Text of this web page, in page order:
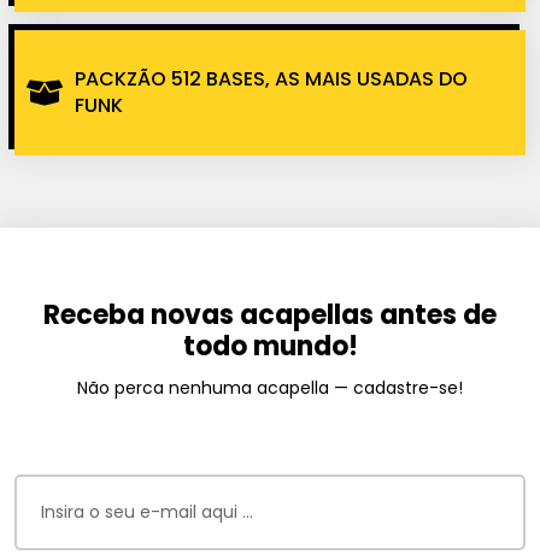
PACKZÃO 512 BASES, AS MAIS USADAS DO
FUNK
Receba novas acapellas antes de
todo mundo!
Não perca nenhuma acapella — cadastre-se!